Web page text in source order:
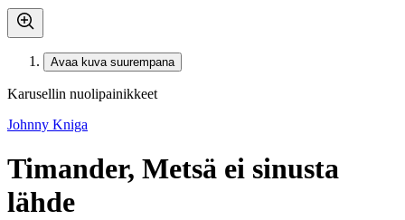
Avaa kuva suurempana
Karusellin nuolipainikkeet
Johnny Kniga
Timander, Metsä ei sinusta
lähde